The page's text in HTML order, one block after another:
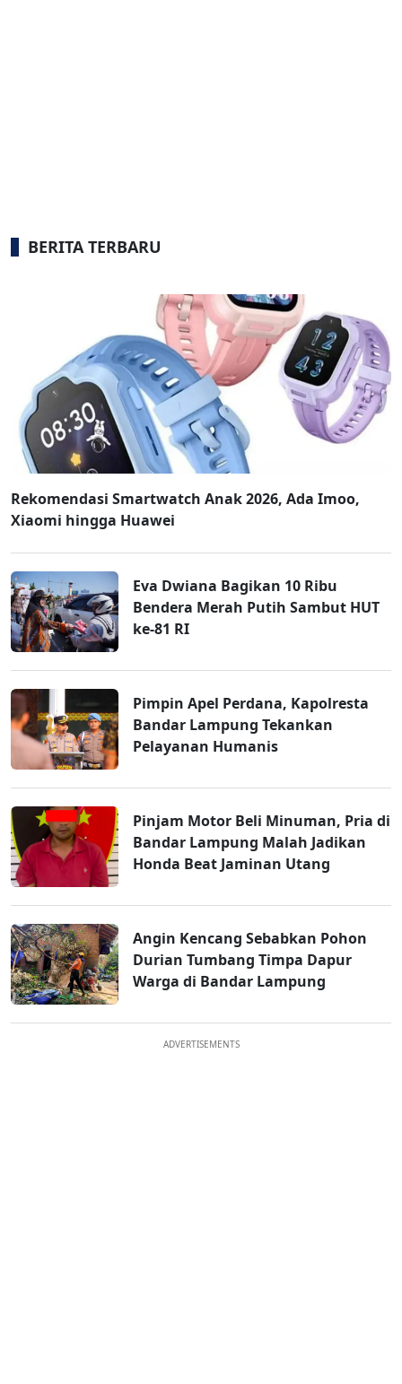
BERITA TERBARU
Rekomendasi Smartwatch Anak 2026, Ada Imoo,
Xiaomi hingga Huawei
Eva Dwiana Bagikan 10 Ribu
Bendera Merah Putih Sambut HUT
ke-81 RI
Pimpin Apel Perdana, Kapolresta
Bandar Lampung Tekankan
Pelayanan Humanis
Pinjam Motor Beli Minuman, Pria di
Bandar Lampung Malah Jadikan
Honda Beat Jaminan Utang
Angin Kencang Sebabkan Pohon
Durian Tumbang Timpa Dapur
Warga di Bandar Lampung
ADVERTISEMENTS